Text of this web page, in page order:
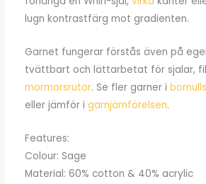
lugn kontrastfärg mot gradienten.
Garnet fungerar förstås även på
tvättbart och lättarbetat för sjalar,
mormorsrutor. Se fler garner i
eller jämför i garnjämförelsen.
Features:
Colour: Sage
Material: 60% cotton & 40% acrylic